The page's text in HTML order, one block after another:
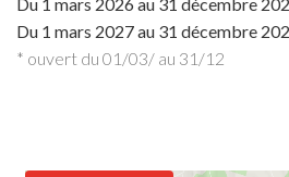
Du 1 mars 2027au 31 décembre
* ouvert du 01/03/ au 31/12